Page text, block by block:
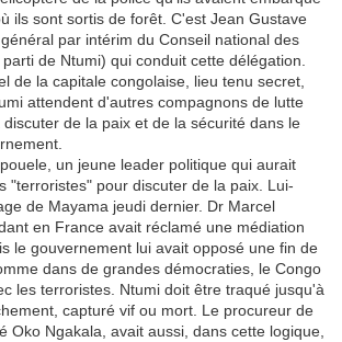
ils sont sortis de forêt. C'est Jean Gustave
par intérim du Conseil national des
de Ntumi) qui conduit cette délégation.
de la capitale congolaise, lieu tenu secret,
attendent d'autres compagnons de lutte
de la paix et de la sécurité dans le
un jeune leader politique qui aurait
"terroristes" pour discuter de la paix. Lui-
de Mayama jeudi dernier. Dr Marcel
en France avait réclamé une médiation
le gouvernement lui avait opposé une fin de
dans de grandes démocraties, le Congo
les terroristes. Ntumi doit être traqué jusqu'à
capturé vif ou mort. Le procureur de
Oko Ngakala, avait aussi, dans cette logique,